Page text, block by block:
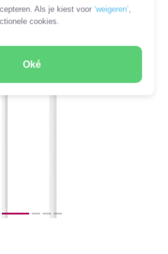
Als je kiest voor ‘weigeren’,
cookies.
Oké